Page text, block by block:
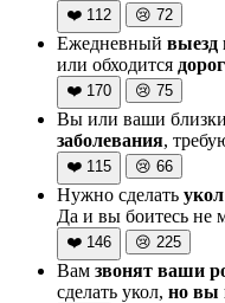
❤️ 112 😢 72
Ежедневный выезд
или обходится
❤️ 170 😢 75
Вы или ваши
заболевания,
❤️ 115 😢 66
Нужно сделать
Да и вы боитесь не
❤️ 146 😢 225
Вам звонят ваши
сделать укол, но вы